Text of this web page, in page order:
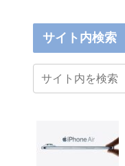
サイト内検索